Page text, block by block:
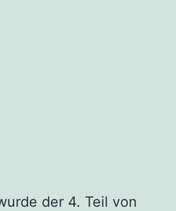
der 4. Teil von